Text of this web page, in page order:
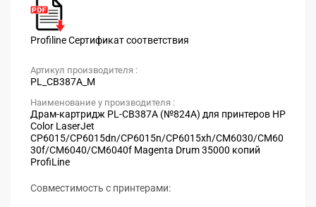
Profiline Сертификат соответствия
Артикул производителя :
PL_CB387A_M
Наименование у производителя :
Драм-картридж PL-CB387A (№824A) для принтеров HP
Color LaserJet
CP6015/CP6015dn/CP6015n/CP6015xh/CM6030/CM60
30f/CM6040/CM6040f Magenta Drum 35000 копий
ProfiLine
Совместимость с принтерами: